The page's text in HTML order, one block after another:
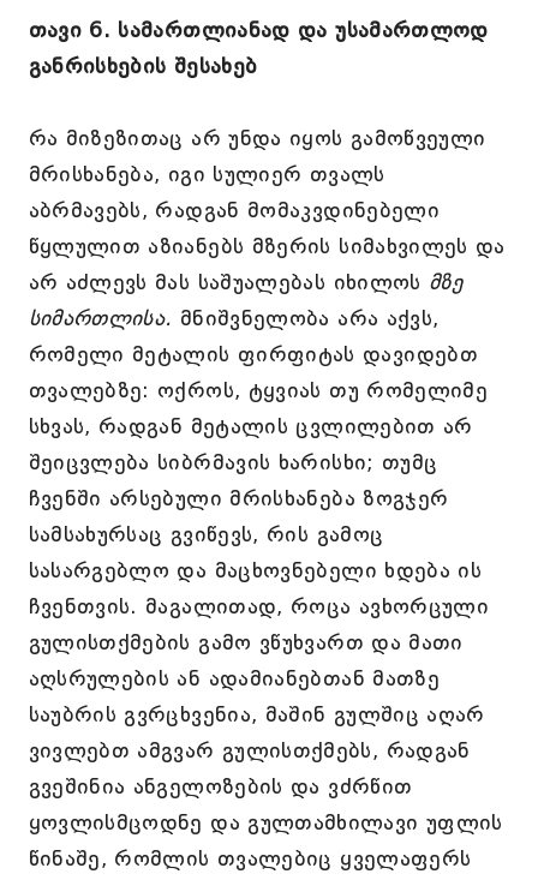
თავი 6. სამართლიანად და უსამართლოდ
განრისხების შესახებ
რა მიზეზითაც არ უნდა იყოს გამოწვეული
მრისხანება, იგი სულიერ თვალს
აბრმავებს, რადგან მომაკვდინებელი
წყლულით აზიანებს მზერის სიმახვილეს და
არ აძლევს მას საშუალებას იხილოს მზე
სიმართლისა. მნიშვნელობა არა აქვს,
რომელი მეტალის ფირფიტას დავიდებთ
თვალებზე: ოქროს, ტყვიას თუ რომელიმე
სხვას, რადგან მეტალის ცვლილებით არ
შეიცვლება სიბრმავის ხარისხი; თუმც
ჩვენში არსებული მრისხანება ზოგჯერ
სამსახურსაც გვიწევს, რის გამოც
სასარგებლო და მაცხოვნებელი ხდება ის
ჩვენთვის. მაგალითად, როცა ავხორცული
გულისთქმების გამო ვწუხვართ და მათი
აღსრულების ან ადამიანებთან მათზე
საუბრის გვრცხვენია, მაშინ გულშიც აღარ
ვივლებთ ამგვარ გულისთქმებს, რადგან
გვეშინია ანგელოზების და ვძრწით
ყოვლისმცოდნე და გულთამხილავი უფლის
წინაშე, რომლის თვალებიც ყველაფერს